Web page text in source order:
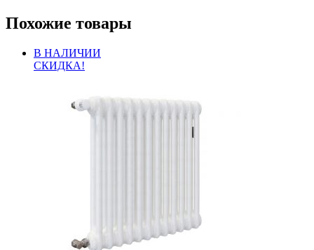
Похожие товары
В НАЛИЧИИ
СКИДКА!